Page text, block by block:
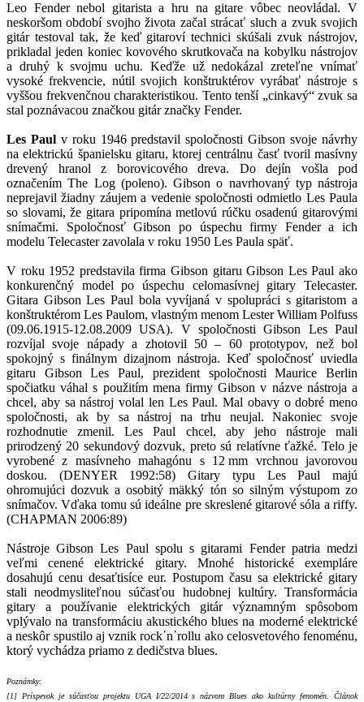
Leo Fender nebol gitarista a hru na gitare vôbec neovládal. V
neskoršom období svojho života začal strácať sluch a zvuk svojich
gitár testoval tak, že keď gitaroví technici skúšali zvuk nástrojov,
prikladal jeden koniec kovového skrutkovača na kobylku nástrojov
a druhý k svojmu uchu. Keďže už nedokázal zreteľne vnímať
vysoké frekvencie, nútil svojich konštruktérov vyrábať nástroje s
vyššou frekvenčnou charakteristikou. Tento tenší „cinkavý“ zvuk sa
stal poznávacou značkou gitár značky Fender.
Les Paul v roku 1946 predstavil spoločnosti Gibson svoje návrhy
na elektrickú španielsku gitaru, ktorej centrálnu časť tvoril masívny
drevený hranol z borovicového dreva. Do dejín vošla pod
označením The Log (poleno). Gibson o navrhovaný typ nástroja
neprejavil žiadny záujem a vedenie spoločnosti odmietlo Les Paula
so slovami, že gitara pripomína metlovú rúčku osadenú gitarovými
snímačmi. Spoločnosť Gibson po úspechu firmy Fender a ich
modelu Telecaster zavolala v roku 1950 Les Paula späť.
V roku 1952 predstavila firma Gibson gitaru Gibson Les Paul ako
konkurenčný model po úspechu celomasívnej gitary Telecaster.
Gitara Gibson Les Paul bola vyvíjaná v spolupráci s gitaristom a
konštruktérom Les Paulom, vlastným menom Lester William Polfuss
(09.06.1915-12.08.2009 USA). V spoločnosti Gibson Les Paul
rozvíjal svoje nápady a zhotovil 50 – 60 prototypov, než bol
spokojný s finálnym dizajnom nástroja. Keď spoločnosť uviedla
gitaru Gibson Les Paul, prezident spoločnosti Maurice Berlin
spočiatku váhal s použitím mena firmy Gibson v názve nástroja a
chcel, aby sa nástroj volal len Les Paul. Mal obavy o dobré meno
spoločnosti, ak by sa nástroj na trhu neujal. Nakoniec svoje
rozhodnutie zmenil. Les Paul chcel, aby jeho nástroje mali
prirodzený 20 sekundový dozvuk, preto sú relatívne ťažké. Telo je
vyrobené z masívneho mahagónu s 12 mm vrchnou javorovou
doskou. (DENYER 1992:58) Gitary typu Les Paul majú
ohromujúci dozvuk a osobitý mäkký tón so silným výstupom zo
snímačov. Vďaka tomu sú ideálne pre skreslené gitarové sóla a riffy.
(CHAPMAN 2006:89)
Nástroje Gibson Les Paul spolu s gitarami Fender patria medzi
veľmi cenené elektrické gitary. Mnohé historické exempláre
dosahujú cenu desaťtisíce eur. Postupom času sa elektrické gitary
stali neodmysliteľnou súčasťou hudobnej kultúry. Transformácia
gitary a používanie elektrických gitár významným spôsobom
vplývalo na transformáciu akustického blues na moderné elektrické
a neskôr spustilo aj vznik rockʹnʹrollu ako celosvetového fenoménu,
ktorý vychádza priamo z dedičstva blues.
Poznámky:
[1] Príspevok je súčasťou projektu UGA I/22/2014 s názvom Blues ako kultúrny fenomén. Článok